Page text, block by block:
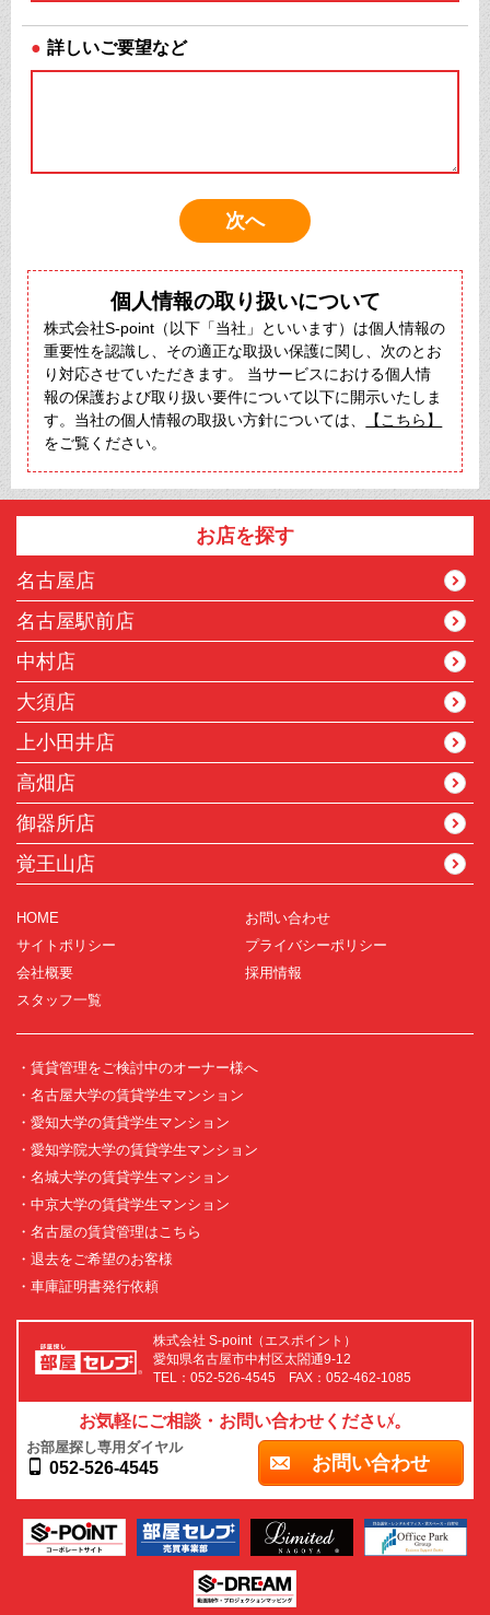
● 詳しいご要望など
個人情報の取り扱いについて
株式会社S-point（以下「当社」といいます）は個人情報の
重要性を認識し、その適正な取扱い保護に関し、次のとお
り対応させていただきます。 当サービスにおける個人情
報の保護および取り扱い要件について以下に開示いたしま
す。当社の個人情報の取扱い方針については、
【こちら】
をご覧ください。
お店を探す
名古屋店
名古屋駅前店
中村店
大須店
上小田井店
高畑店
御器所店
覚王山店
HOME
お問い合わせ
サイトポリシー
プライバシーポリシー
会社概要
採用情報
スタッフ一覧
・賃貸管理をご検討中のオーナー様へ
・名古屋大学の賃貸学生マンション
・愛知大学の賃貸学生マンション
・愛知学院大学の賃貸学生マンション
・名城大学の賃貸学生マンション
・中京大学の賃貸学生マンション
・名古屋の賃貸管理はこちら
・退去をご希望のお客様
・車庫証明書発行依頼
株式会社 S-point（エスポイント）
愛知県名古屋市中村区太閤通9-12
TEL：052-526-4545 FAX：052-462-1085
お気軽にご相談・お問い合わせください。
お部屋探し専用ダイヤル
052-526-4545 お問い合わせ